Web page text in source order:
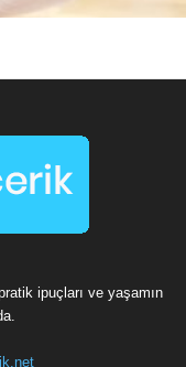
ipuçları ve yaşamın